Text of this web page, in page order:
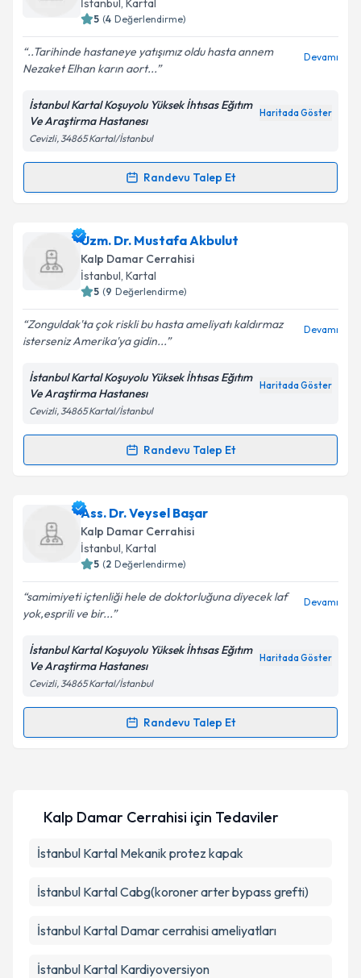
Kişisel verilerimin işlenmesine ilişkin Aydınlatma
Metni'ni okudum ve kişisel verilerimin belirtilen
kapsamda işlenmesini kabul ediyorum.
Takvim Talebini Gönder
İstanbul , Kartal
5 (4 Değerlendirme)
..Tarihinde hastaneye yatışımız oldu hasta annem
Nezaket Elhan karın aort...
Devamı
İstanbul Kartal Koşuyolu Yüksek İhtısas Eğıtım
Ve Araştirma Hastanesı
Haritada Göster
Cevizli, 34865 Kartal/İstanbul
Randevu Talep Et
Randevu Takvimi Talebi
Doç. Dr. Hasan Sunariçin randevu takvimi talebi
oluşturun. Size bu uzmandan randevu almanız için bir
takvim hazırlandığında e-posta ile bilgilendireceğiz.
Kişisel verilerimin işlenmesine ilişkin Aydınlatma
Metni'ni okudum ve kişisel verilerimin belirtilen
kapsamda işlenmesini kabul ediyorum.
Takvim Talebini Gönder
Uzm. Dr. Mustafa Akbulut
Kalp Damar Cerrahisi
İstanbul, Kartal
5 (9 Değerlendirme)
Zonguldak'ta çok riskli bu hasta ameliyatı kaldırmaz
isterseniz Amerika'ya gidin...
Devamı
İstanbul Kartal Koşuyolu Yüksek İhtısas Eğıtım
Ve Araştirma Hastanesı
Haritada Göster
Cevizli, 34865 Kartal/İstanbul
Randevu Talep Et
Randevu Takvimi Talebi
Uzm. Dr. Mustafa Akbulutiçin randevu takvimi talebi
oluşturun. Size bu uzmandan randevu almanız için bir
takvim hazırlandığında e-posta ile bilgilendireceğiz.
Kişisel verilerimin işlenmesine ilişkin Aydınlatma
Metni'ni okudum ve kişisel verilerimin belirtilen
kapsamda işlenmesini kabul ediyorum.
Takvim Talebini Gönder
Ass. Dr. Veysel Başar
Kalp Damar Cerrahisi
İstanbul, Kartal
5 (2 Değerlendirme)
samimiyeti içtenliği hele de doktorluğuna diyecek laf
yok,esprili ve bir...
Devamı
İstanbul Kartal Koşuyolu Yüksek İhtısas Eğıtım
Ve Araştirma Hastanesı
Haritada Göster
Cevizli, 34865 Kartal/İstanbul
Randevu Talep Et
Randevu Takvimi Talebi
takvim hazırlandığında e-posta ile bilgilendireceğiz.
E-posta Adresiniz
Kişisel verilerimin işlenmesine ilişkinAydınlatma
Kalp Damar Cerrahisi için Tedaviler
İstanbul Kartal Mekanik protez kapak
İstanbul Kartal Cabg(koroner arter bypass grefti)
İstanbul Kartal Damar cerrahisi ameliyatları
İstanbul Kartal Kardiyoversiyon